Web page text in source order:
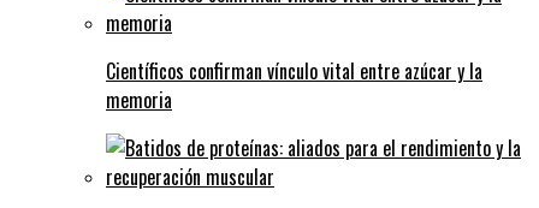
Científicos confirman vínculo vital entre azúcar y la
memoria